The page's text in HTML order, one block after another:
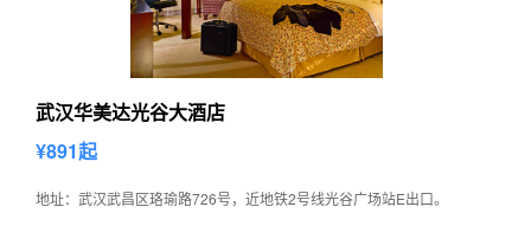
武汉华美达光谷大酒店
¥891起
地址：武汉武昌区珞瑜路726号，近地铁2号线光谷广场站E出口。